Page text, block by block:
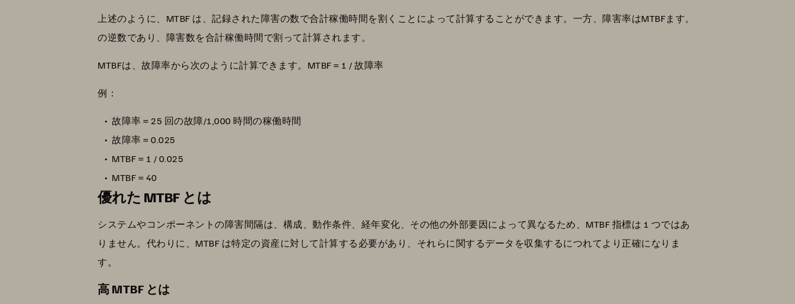
上述のように、MTBF は、記録された障害の数で合計稼働時間を割くことによって計算することができます。一方、障害率はMTBFます。
の逆数であり、障害数を合計稼働時間で割って計算されます。
MTBFは、故障率から次のように計算できます。MTBF = 1 / 故障率
例：
故障率 = 25 回の故障/1,000 時間の稼働時間
故障率 = 0.025
MTBF = 1 / 0.025
MTBF = 40
優れた MTBF とは
システムやコンポーネントの障害間隔は、構成、動作条件、経年変化、その他の外部要因によって異なるため、MTBF 指標は 1 つではあ
りません。代わりに、MTBF は特定の資産に対して計算する必要があり、それらに関するデータを収集するにつれてより正確になりま
す。
高 MTBF とは